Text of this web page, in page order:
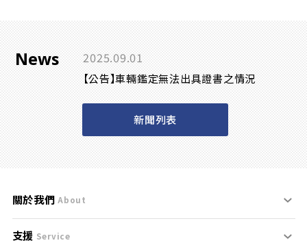
News 2025.09.01
【公告】車輛鑑定無法出具證書之情況
新聞列表
關於我們 About
刊登規範
支援 Service